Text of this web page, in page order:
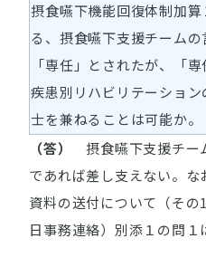
摂食嚥下機能回復体制加
る、摂食嚥下支援チーム
「専任」とされたが、「
疾患別リハビリテーショ
士を兼ねることは可能か。
（答）摂食嚥下支援チー
であれば差し支えない。
資料の送付について（そ
日事務連絡）別添１の問１